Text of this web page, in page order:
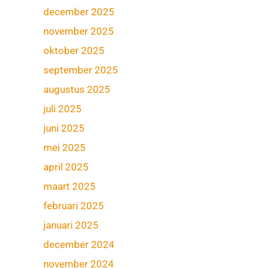
december 2025
november 2025
oktober 2025
september 2025
augustus 2025
juli 2025
juni 2025
mei 2025
april 2025
maart 2025
februari 2025
januari 2025
december 2024
november 2024